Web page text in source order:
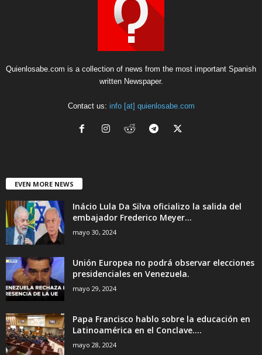
Quienlosabe.com is a collection of news from the most important Spanish
written Newspaper.
Contact us: info [at] quienlosabe.com
EVEN MORE NEWS
Inácio Lula Da Silva oficializo la salida del
embajador Frederico Meyer...
mayo 30, 2024
Unión Europea no podrá observar elecciones
presidenciales en Venezuela.
mayo 29, 2024
Papa Francisco hablo sobre la educación en
Latinoamérica en el Conclave....
mayo 28, 2024